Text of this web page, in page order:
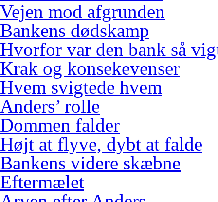
Vejen mod afgrunden
Bankens dødskamp
Hvorfor var den bank så
Krak og konsekevenser
Hvem svigtede hvem
Anders’ rolle
Dommen falder
Højt at flyve, dybt at falde
Bankens videre skæbne
Eftermælet